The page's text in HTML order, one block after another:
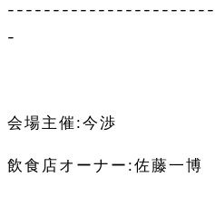
-
会場主催 :今渉
飲食店オーナー :佐藤一博